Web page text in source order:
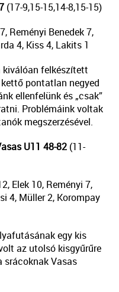
(17-9,15-15,14-8,15-15)
Reményi Benedek 7,
4, Kiss 4, Lakits 1
kiválóan felkészített
pontatlan negyed
ellenfelünk és „csak”
Problémáink voltak
megszerzésével.
U11 48-82 (11-
Elek 10, Reményi 7,
4, Müller 2, Korompay
egy kis
az utolsó kisgyűrűre
srácoknak Vasas